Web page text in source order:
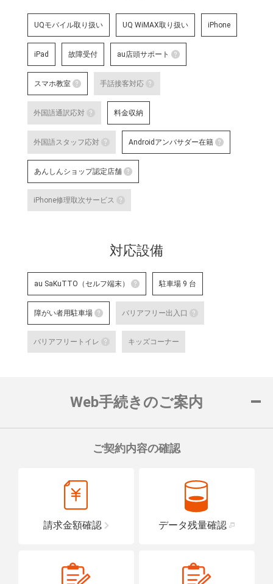
UQモバイル取り扱い UQ WiMAX取り扱い iPhone
iPad 故障受付 au店頭サポート
スマホ教室
スマホ教室
スマートフォン・タブレット教室 を開催して
手話接客対応
明・修理などのアフターサ
いのある方のサポートが可
外国語通訳応対
外国語通訳応対
テレビ電話サービスで外国語通訳可能なス
な店舗です。
詳細はこちら
料金収納
外国語スタッフ応対
外国語スタッフ応対
応対をご希望される場合は事前に店舗
対応言語：―
Androidアンバサダー在籍
あんしんショップ認定店舗
詳細はこちら
iPhone修理取次サービス
詳細はこちら
対応設備
au SaKuTTO（セルフ端末）
au SaKuTTO（セルフ端末）
る店舗です。
対応可能なお手続きなど詳細は
駐車場 9 台
障がい者用駐車場
障がい者用駐車場
障がい者用の駐車スペースをご用意して
バリアフリー出入口
バリアフリートイレ
置している店舗です。
詳細はこちら
キッズコーナー
Web手続きのご案内
ご契約内容の確認
請求金額確認 データ残量確認